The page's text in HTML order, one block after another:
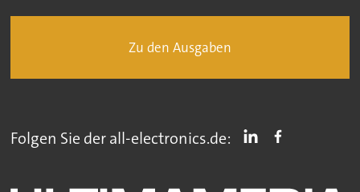
Zu den Ausgaben
Folgen Sie der all-electronics.de: